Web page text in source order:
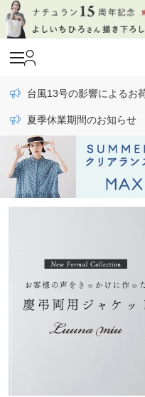
台風13号の影響によるお
夏季休業期間のお知らせ